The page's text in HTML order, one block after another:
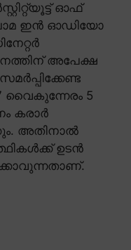
ഓഫ്
ഇൻ ഓഡിയോ
അപേക്ഷ
5
കരാർ
അതിനാൽ
ഉടൻ